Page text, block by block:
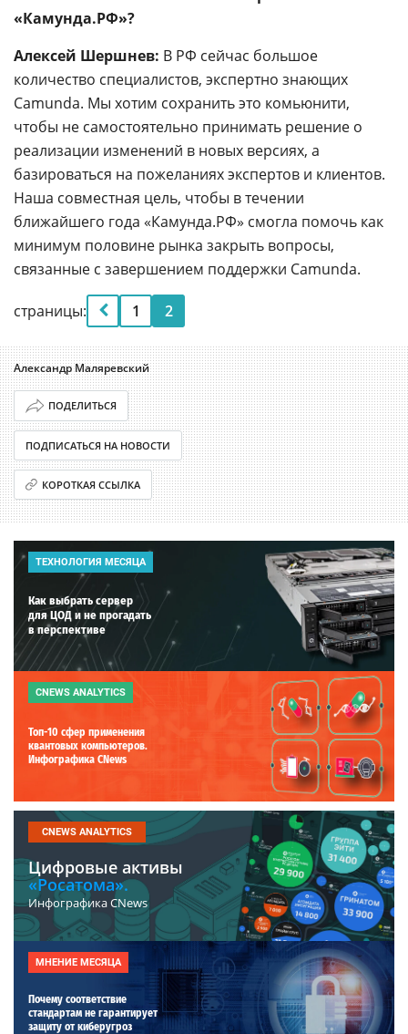
«Камунда.РФ»?
Алексей Шершнев: В РФ сейчас большое
количество специалистов, экспертно знающих
Camunda. Мы хотим сохранить это комьюнити,
чтобы не самостоятельно принимать решение о
реализации изменений в новых версиях, а
базироваться на пожеланиях экспертов и клиентов.
Наша совместная цель, чтобы в течении
ближайшего года «Камунда.РФ» смогла помочь как
минимум половине рынка закрыть вопросы,
связанные с завершением поддержки Camunda.
страницы: 1 2
Александр Маляревский
ПОДЕЛИТЬСЯ
ПОДПИСАТЬСЯ НА НОВОСТИ
КОРОТКАЯ ССЫЛКА
ТЕХНОЛОГИЯ МЕСЯЦА
Как выбрать сервер
для ЦОД и не прогадать
в перспективе
CNEWS ANALYTICS
Топ-10 сфер применения
квантовых компьютеров.
Инфографика CNews
CNEWS ANALYTICS
Цифровые активы
«Росатома».
Инфографика CNews
МНЕНИЕ МЕСЯЦА
Почему соответствие
стандартам не гарантирует
защиту от киберугроз